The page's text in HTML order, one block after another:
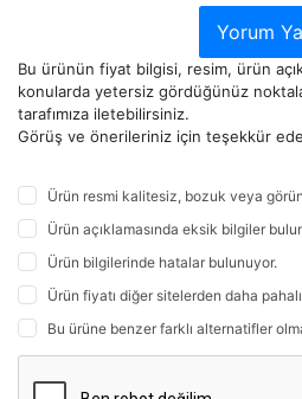
Yorum
Bu ürünün fiyat bilgisi, resim, ürün
konularda yetersiz gördüğünüz
tarafımıza iletebilirsiniz.
Görüş ve önerileriniz için teşekkür
Ürün resmi kalitesiz, bozuk veya
Ürün açıklamasında eksik bilgiler
Ürün bilgilerinde hatalar bulunuyor.
Ürün fiyatı diğer sitelerden daha
Bu ürüne benzer farklı alternatifler